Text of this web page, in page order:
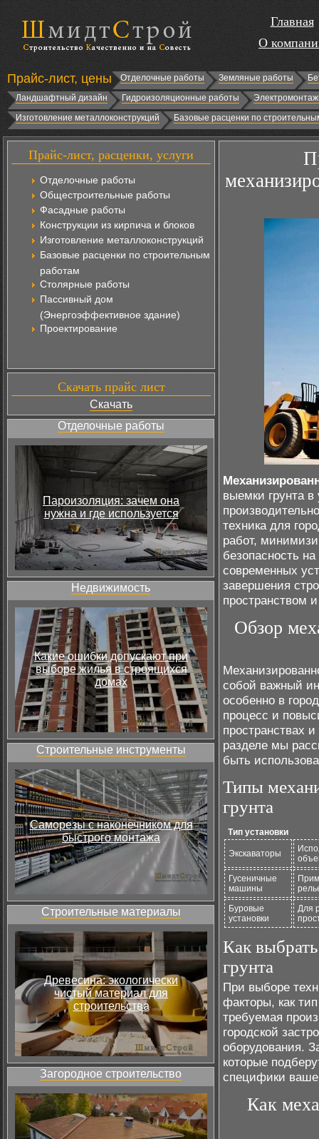
Главная
О
Прайс-лист, цены Отделочные работы Земляные работы
Ландшафтный дизайн
Гидроизоляционные работы
Изготовление металлоконструкций
Базовые расценки по
Прайс-лист, расценки, услуги
Отделочные работы
Общестроительные работы
Фасадные работы
Конструкции из кирпича и блоков
Изготовление металлоконструкций
Базовые расценки по строительным
работам
Столярные работы
Пассивный дом
(Энергоэффективное здание)
Проектирование
Скачать прайс лист
Скачать
Отделочные работы
Пароизоляция: зачем она
нужна и где используется
Недвижимость
Какие ошибки допускают при
выборе жилья в строящихся
домах
Строительные инструменты
Саморезы с наконечником для
быстрого монтажа
Строительные материалы
Древесина: экологически
чистый материал для
строительства
Загородное строительство
выемки грунта в
техника для
работ,
безопасность
современных
завершения
пространством
Обзор
собой важный
особенно в
процесс и
пространствах
разделе мы
быть
Типы
грунта
Тип установки
Экскаваторы
Гусеничные
машины
Буровые
установки
Для
Как
грунта
При выборе
факторы, как
требуемая
городской
оборудования.
которые
специфики
Как